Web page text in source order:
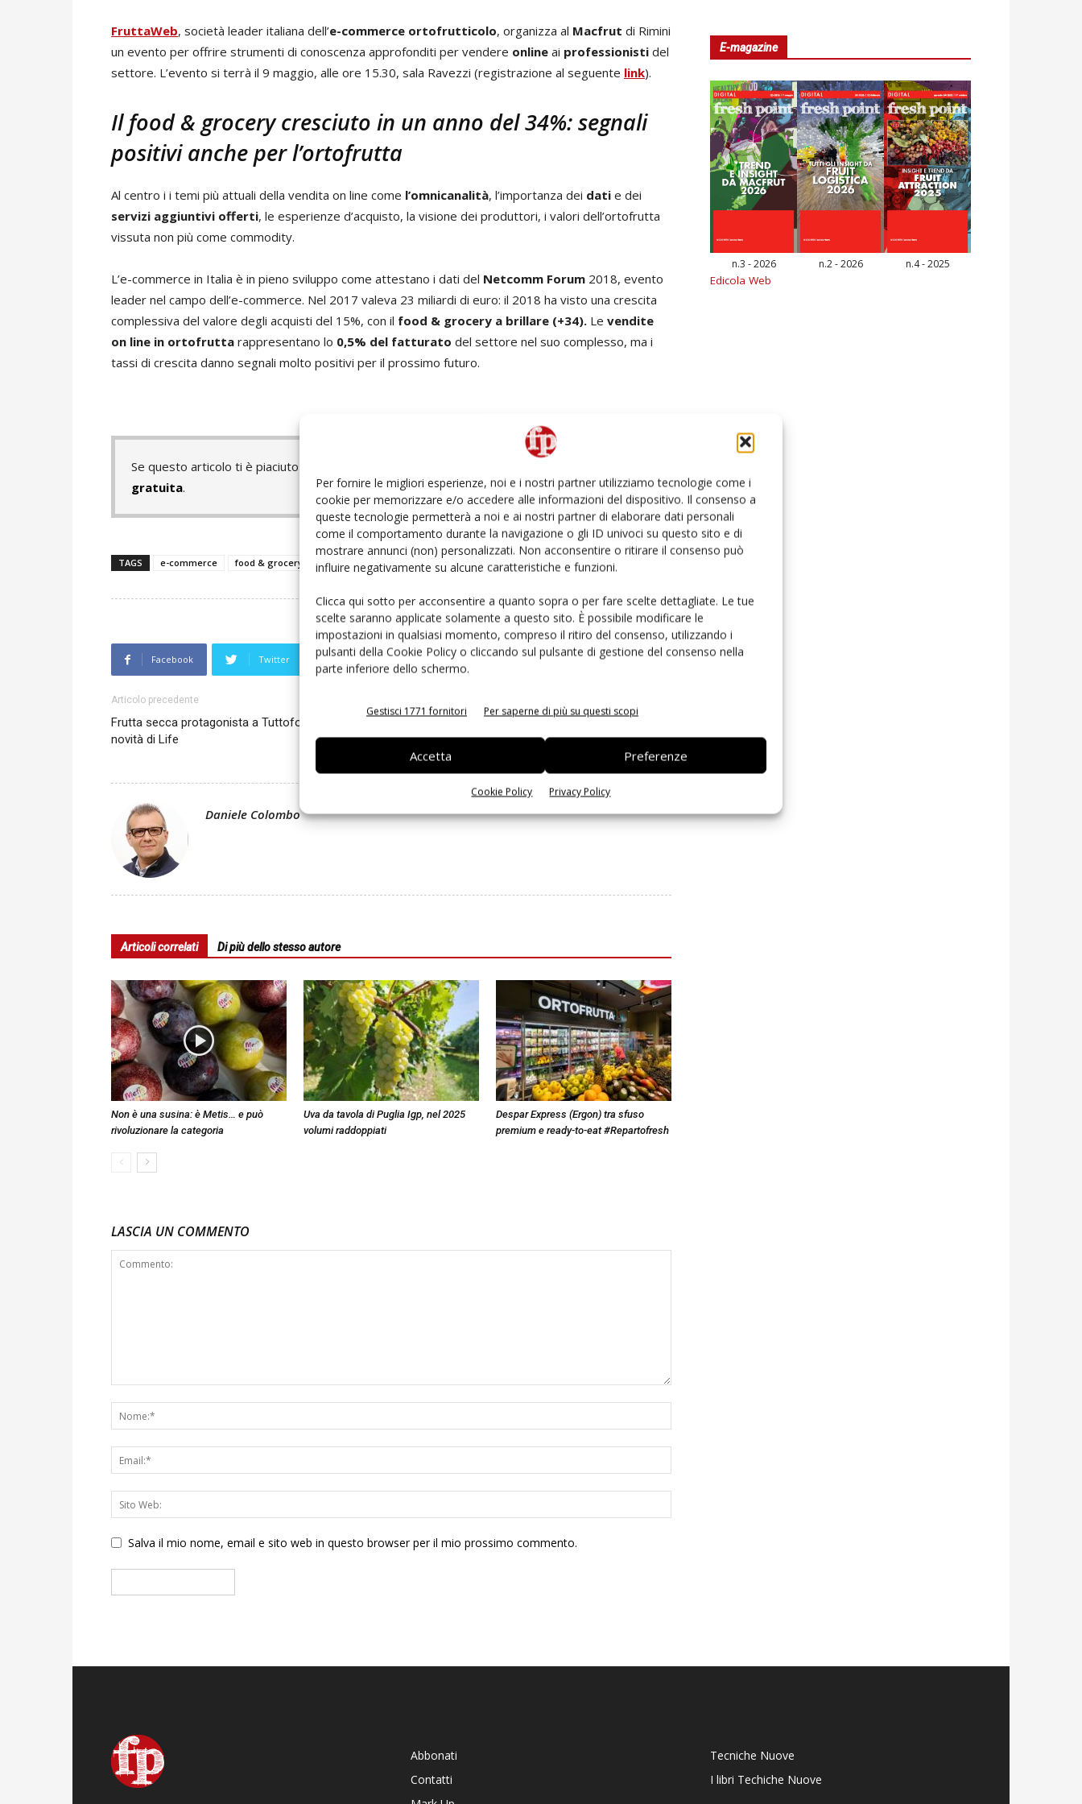
Per fornire le migliori esperienze, noi e i nostri partner utilizziamo tecnologie come i
cookie per memorizzare e/o accedere alle informazioni del dispositivo. Il consenso a
queste tecnologie permetterà a noi e ai nostri partner di elaborare dati personali
come il comportamento durante la navigazione o gli ID univoci su questo sito e di
mostrare annunci (non) personalizzati. Non acconsentire o ritirare il consenso può
influire negativamente su alcune caratteristiche e funzioni.
Clicca qui sotto per acconsentire a quanto sopra o per fare scelte dettagliate. Le tue
scelte saranno applicate solamente a questo sito. È possibile modificare le
impostazioni in qualsiasi momento, compreso il ritiro del consenso, utilizzando i
pulsanti della Cookie Policy o cliccando sul pulsante di gestione del consenso nella
parte inferiore dello schermo.
Gestisci 1771 fornitori Per saperne di più su questi scopi
Accetta Preferenze
Cookie Policy Privacy Policy
FruttaWeb, società leader italiana dell’e-commerce ortofrutticolo, organizza al Macfrut di Rimini
un evento per offrire strumenti di conoscenza approfonditi per vendere online ai professionisti del
settore. L’evento si terrà il 9 maggio, alle ore 15.30, sala Ravezzi (registrazione al seguente link).
Il food & grocery cresciuto in un anno del34%: segnali
positivi anche per l’ortofrutta
Al centro i i temi più attuali della vendita on line come l’omnicanalità, l’importanza dei dati e dei
servizi aggiuntivi offerti, le esperienze d’acquisto, la visione dei produttori, i valori dell’ortofrutta
vissuta non più come commodity.
L’e-commerce in Italia è in pieno sviluppo come attestano i dati del Netcomm Forum 2018, evento
leader nel campo dell’e-commerce. Nel 2017 valeva 23 miliardi di euro: il 2018 ha visto una crescita
complessiva del valore degli acquisti del 15%, con il food & grocery a brillare (+34). Le vendite
on line in ortofrutta rappresentano lo 0,5% del fatturato del settore nel suo complesso, ma i
tassi di crescita danno segnali molto positivi per il prossimo futuro.
Se questo articolo ti è piaciuto e vuoi rimanere sempre informato
gratuita.
TAGS e-commerce food & grocery FruttaWeb Netcomm Forum omnicanalità ortofrutta online
Facebook Twitter Linkedin Pinterest Email
Articolo precedente
Frutta secca protagonista a Tuttofood con le
novità di Life
OroGiallo OraSì, la prima bevanda vegetale a base
di pisello giallo
Daniele Colombo
Articoli correlati Di più dello stesso autore
Non è una susina: è Metis… e può
rivoluzionare la categoria
Uva da tavola di Puglia Igp, nel 2025
volumi raddoppiati
Despar Express (Ergon) tra sfuso
premium e ready-to-eat #Repartofresh
LASCIA UN COMMENTO
Salva il mio nome, email e sito web in questo browser per il mio prossimo commento.
E-magazine
n.3 - 2026 n.2 - 2026 n.4 - 2025
Edicola Web
Abbonati
Contatti
Tecniche Nuove
I libri Techiche Nuove